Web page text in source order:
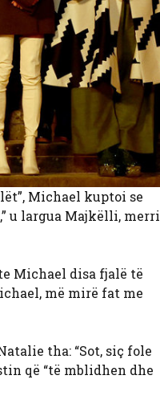
Michael kuptoi se
u largua Majkëlli, merri
Michael disa fjalë të
më mirë fat me
tha: “Sot, siç fole
që “të mblidhen dhe